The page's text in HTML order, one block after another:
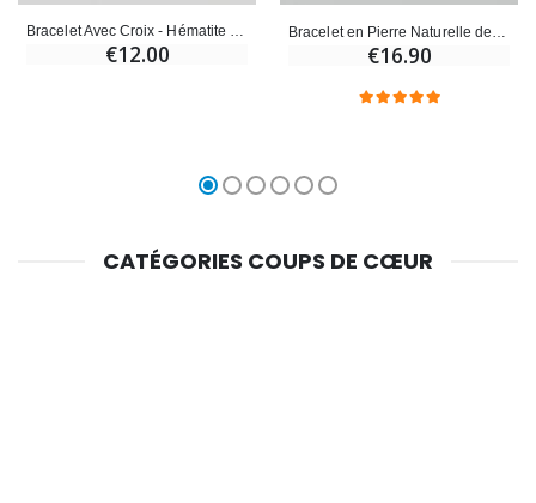
€12.00 €16.90
CATÉGORIES COUPS DE CŒUR